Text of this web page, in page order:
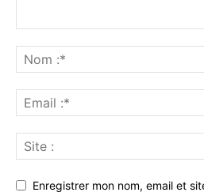
Enregistrer mon nom, email et